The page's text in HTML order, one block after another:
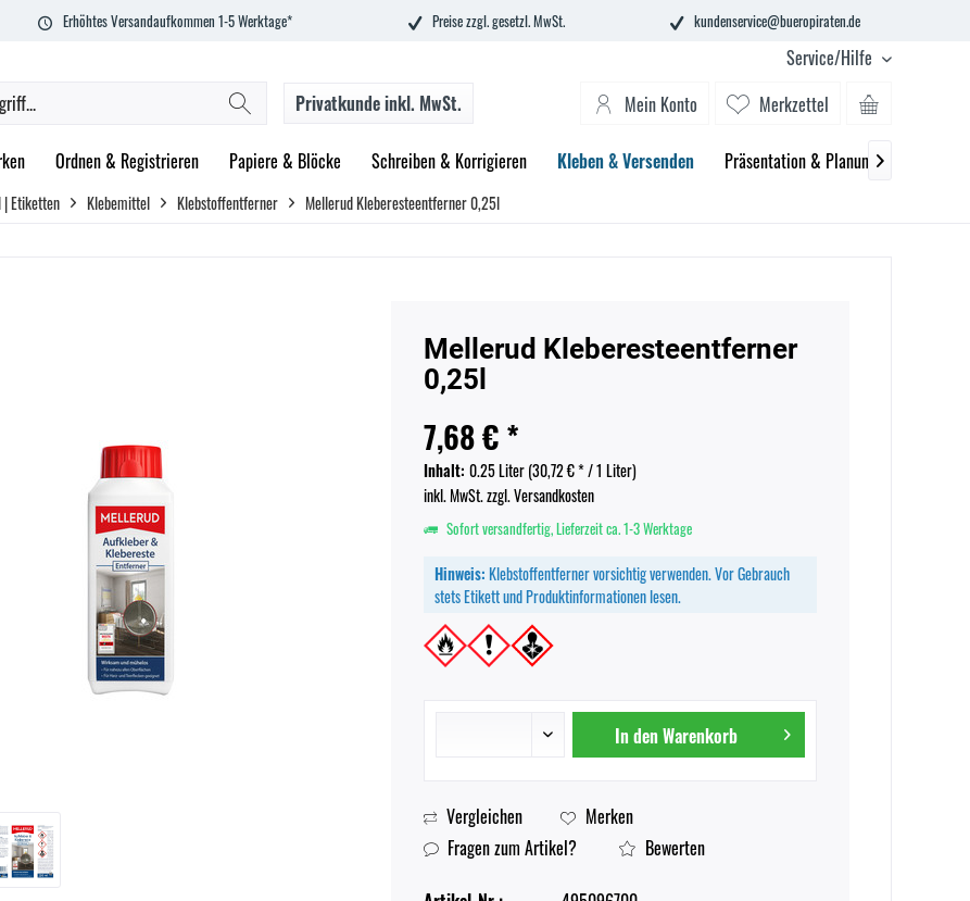
Erhöhtes Versandaufkommen 1-5 Werktage* Preise zzgl. gesetzl. MwSt. kundenservice@bueropiraten.de
Service/Hilfe
Merkzettel
Mein Konto
Privatkundeinkl. MwSt.
Ordnen & Registrieren Papiere & Blöcke Schreiben & Korrigieren Kleben & Versenden Präsentation & Planung 
| Etiketten Klebemittel Klebstoffentferner Mellerud Kleberesteentferner 0,25l
Mellerud Kleberesteentferner
0,25l
7,68 € *
Inhalt: 0.25 Liter (30,72 €* / 1 Liter)
inkl. MwSt.zzgl. Versandkosten
Sofort versandfertig, Lieferzeit ca. 1-3 Werktage
Hinweis:Klebstoffentferner vorsichtig verwenden. Vor Gebrauch
stets Etikett und Produktinformationen lesen.
In denWarenkorb
Vergleichen
Merken
Fragen zum Artikel?
Bewerten